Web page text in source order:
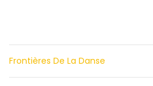
Frontières De La Danse